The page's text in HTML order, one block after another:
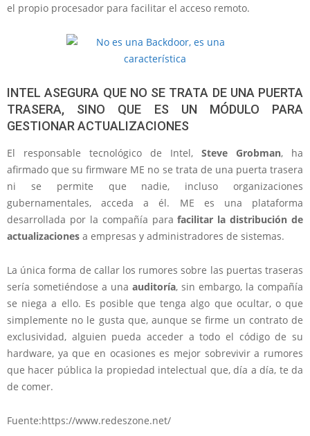
el propio procesador para facilitar el acceso remoto.
INTEL ASEGURA QUE NO SE TRATA DE UNA PUERTA
TRASERA, SINO QUE ES UN MÓDULO PARA
GESTIONAR ACTUALIZACIONES
El responsable tecnológico de Intel, Steve Grobman, ha
afirmado que su firmware ME no se trata de una puerta trasera
ni se permite que nadie, incluso organizaciones
gubernamentales, acceda a él. ME es una plataforma
desarrollada por la compañía parafacilitar la distribución de
actualizaciones a empresas y administradores de sistemas.
La única forma de callar los rumores sobre las puertas traseras
sería sometiéndose a una auditoría, sin embargo, la compañía
se niega a ello. Es posible que tenga algo que ocultar, o que
simplemente no le gusta que, aunque se firme un contrato de
exclusividad, alguien pueda acceder a todo el código de su
hardware, ya que en ocasiones es mejor sobrevivir a rumores
que hacer pública la propiedad intelectual que, día a día, te da
de comer.
Fuente:https://www.redeszone.net/